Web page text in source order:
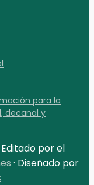
para la
decanal y
por el
· Diseñado por